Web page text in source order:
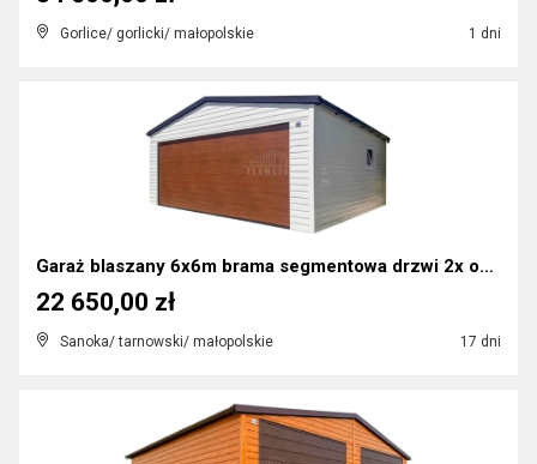
Gorlice/ gorlicki/ małopolskie 1 dni
Garaż blaszany 6x6m brama segmentowa drzwi 2x okn...
Sanoka/ tarnowski/ małopolskie 17 dni
22 650,00 zł